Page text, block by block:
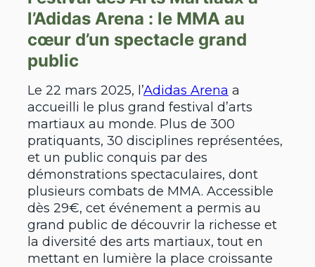
l’Adidas Arena : le MMA au
cœur d’un spectacle grand
public
Le 22 mars 2025, l’Adidas Arena a
accueilli le plus grand festival d’arts
martiaux au monde. Plus de 300
pratiquants, 30 disciplines représentées,
et un public conquis par des
démonstrations spectaculaires, dont
plusieurs combats de MMA. Accessible
dès 29€, cet événement a permis au
grand public de découvrir la richesse et
la diversité des arts martiaux, tout en
mettant en lumière la place croissante